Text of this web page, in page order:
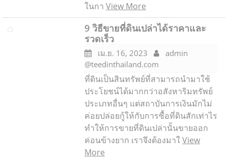
ในกา View More
9 วิธีขายที่ดินเปล่าได้ราคาและ
รวดเร็ว
เม.ย. 16, 2023
admin
@teedinthailand.com
ที่ดินเป็นสินทรัพย์ที่สามารถนำมาใช้
ประโยชน์ได้มากกว่าอสังหาริมทรัพย์
ประเภทอื่นๆ แต่สถาบันการเงินมักไม่
ค่อยปล่อยกู้ให้กับการซื้อที่ดินสักเท่าไร
ทำให้การขายที่ดินเปล่านั้นขายออก
ค่อนข้างยาก เราจึงต้องมาใView
More